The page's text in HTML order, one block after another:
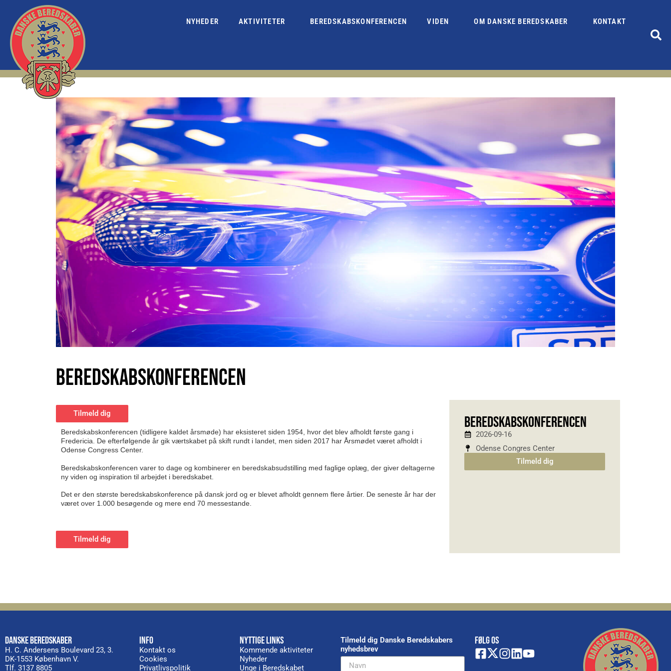
NYHEDER AKTIVITETER BEREDSKABSKONFERENCEN VIDEN OM DANSKE BEREDSKABER KONTAKT
BEREDSKABSKONFERENCEN
Tilmeld dig
Beredskabskonferencen (tidligere kaldet årsmøde) har eksisteret siden 1954, hvor det blev afholdt første gang i
Fredericia. De efterfølgende år gik værtskabet på skift rundt i landet, men siden 2017 har Årsmødet været afholdt i
Odense Congress Center.
Beredskabskonferencen varer to dage og kombinerer en beredskabsudstilling med faglige oplæg, der giver deltagerne
ny viden og inspiration til arbejdet i beredskabet.
Det er den største beredskabskonference på dansk jord og er blevet afholdt gennem flere årtier. De seneste år har der
været over 1.000 besøgende og mere end 70 messestande.
Tilmeld dig
BEREDSKABSKONFERENCEN
2026-09-16
Odense Congres Center
Tilmeld dig
DANSKE BEREDSKABER
H. C. Andersens Boulevard 23, 3.
DK-1553 København V.
Tlf. 3137 8805
INFO
Kontakt os
Cookies
Privatlivspolitik
NYTTIGE LINKS
Kommende aktiviteter
Nyheder
Unge i Beredskabet
Tilmeld dig Danske Beredskabers
nyhedsbrev
FØLG OS